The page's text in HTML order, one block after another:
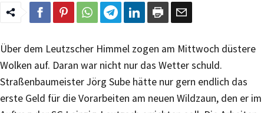
Über dem Leutzscher Himmel zogen am Mittwoch düstere
Wolken auf. Daran war nicht nur das Wetter schuld.
Straßenbaumeister Jörg Sube hätte nur gern endlich das
erste Geld für die Vorarbeiten am neuen Wildzaun, den er im